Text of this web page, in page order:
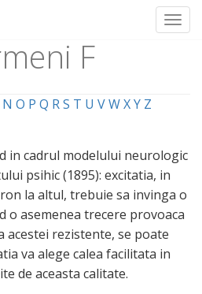
F
N O P Q RS T U VWXY Z
in cadrul modelului neurologic
psihic (1895): excitatia, in
la altul, trebuie sa invinga o
o asemenea trecere provoaca
acestei rezistente, se poate
va alege calea facilitata in
de aceasta calitate.